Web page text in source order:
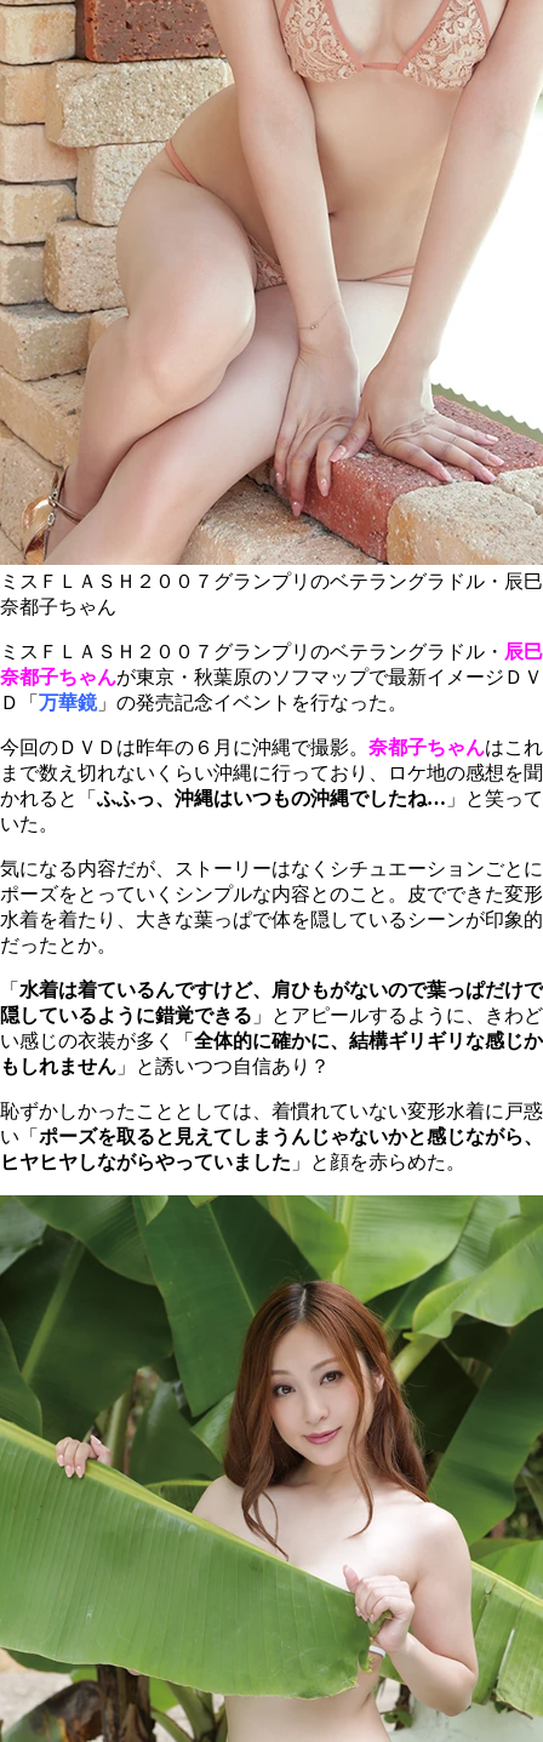
ミスＦＬＡＳＨ２００７グランプリのベテラングラドル・辰巳
奈都子ちゃん
ミスＦＬＡＳＨ２００７グランプリのベテラングラドル・ 辰巳
奈都子ちゃんが東京・秋葉原のソフマップで最新イメージＤＶ
Ｄ「 万華鏡」の発売記念イベントを行なった。
今回のＤＶＤは昨年の６月に沖縄で撮影。 奈都子ちゃんはこれ
まで数え切れないくらい沖縄に行っており、ロケ地の感想を聞
かれると「 ふふっ、沖縄はいつもの沖縄でしたね… 」と笑って
いた。
気になる内容だが、ストーリーはなくシチュエーションごとに
ポーズをとっていくシンプルな内容とのこと。皮でできた変形
水着を着たり、大きな葉っぱで体を隠しているシーンが印象的
だったとか。
「 水着は着ているんですけど、肩ひもがないので葉っぱだけで
隠しているように錯覚できる 」とアピールするように、きわど
い感じの衣装が多く「 全体的に確かに、結構ギリギリな感じか
もしれません 」と誘いつつ自信あり？
恥ずかしかったこととしては、着慣れていない変形水着に戸惑
い「 ポーズを取ると見えてしまうんじゃないかと感じながら、
ヒヤヒヤしながらやっていました 」と顔を赤らめた。